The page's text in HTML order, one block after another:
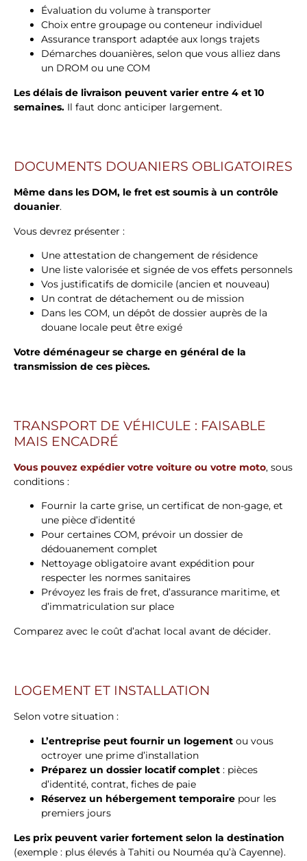
Évaluation du volume à transporter
Choix entre groupage ou conteneur individuel
Assurance transport adaptée aux longs trajets
Démarches douanières, selon que vous alliez dans
un DROM ou une COM
Les délais de livraison peuvent varier entre 4 et 10
semaines. Il faut donc anticiper largement.
DOCUMENTS DOUANIERS OBLIGATOIRES
Même dans les DOM, le fret est soumis à un contrôle
douanier.
Vous devrez présenter :
Une attestation de changement de résidence
Une liste valorisée et signée de vos effets personnels
Vos justificatifs de domicile (ancien et nouveau)
Un contrat de détachement ou de mission
Dans les COM, un dépôt de dossier auprès de la
douane locale peut être exigé
Votre déménageur se charge en général de la
transmission de ces pièces.
TRANSPORT DE VÉHICULE : FAISABLE
MAIS ENCADRÉ
Vous pouvez expédier votre voiture ou votre moto, sous
conditions :
Fournir la carte grise, un certificat de non-gage, et
une pièce d’identité
Pour certaines COM, prévoir un dossier de
dédouanement complet
Nettoyage obligatoire avant expédition pour
respecter les normes sanitaires
Prévoyez les frais de fret, d’assurance maritime, et
d’immatriculation sur place
Comparez avec le coût d’achat local avant de décider.
LOGEMENT ET INSTALLATION
Selon votre situation :
L’entreprise peut fournir un logement ou vous
octroyer une prime d’installation
Préparez un dossier locatif complet : pièces
d’identité, contrat, fiches de paie
Réservez un hébergement temporaire pour les
premiers jours
Les prix peuvent varier fortement selon la destination
(exemple : plus élevés à Tahiti ou Nouméa qu’à Cayenne).